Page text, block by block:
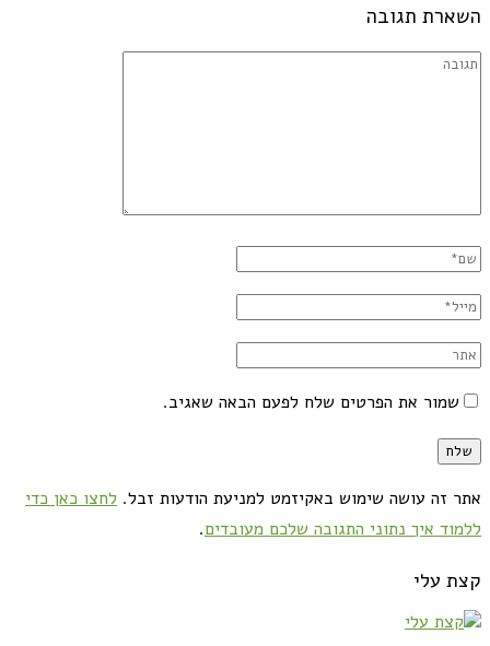
השארת תגובה
שמור את הפרטים שלח לפעם הבאה שאגיב.
אתר זה עושה שימוש באקיזמט למניעת הודעות זבל. לחצו כאן כדי
ללמוד איך נתוני התגובה שלכם מעובדים.
קצת עלי